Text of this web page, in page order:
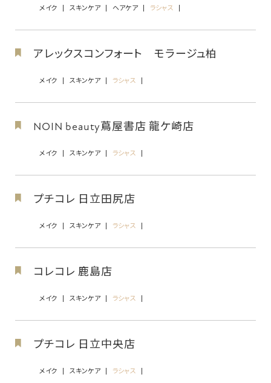
メイク スキンケア ヘアケア ラシャス
アレックスコンフォート モラージュ柏
メイク スキンケア ラシャス
NOIN beauty蔦屋書店 龍ケ崎店
メイク スキンケア ラシャス
プチコレ 日立田尻店
メイク スキンケア ラシャス
コレコレ 鹿島店
メイク スキンケア ラシャス
プチコレ 日立中央店
メイク スキンケア ラシャス